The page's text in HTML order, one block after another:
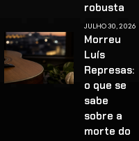
robusta
JULHO 30, 2026
Morreu
Luís
Represas:
o que se
sabe
sobre a
morte do